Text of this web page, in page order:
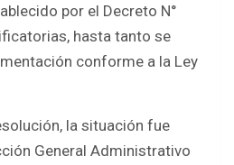
por el Decreto N°
hasta tanto se
conforme a la Ley
la situación fue
General Administrativo